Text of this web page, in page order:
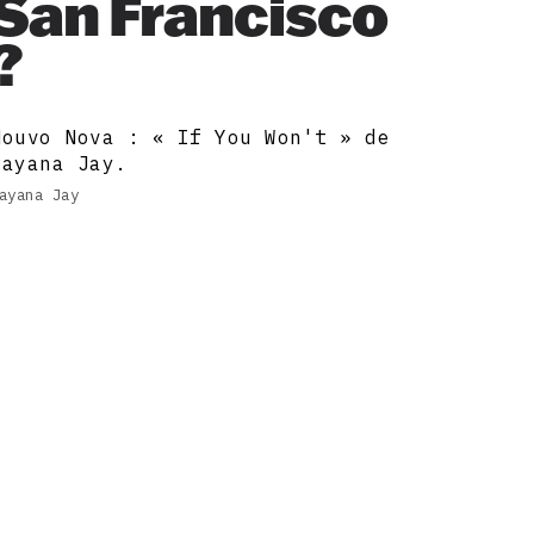
Nova : « If You Won't » de
Jay.
Jay